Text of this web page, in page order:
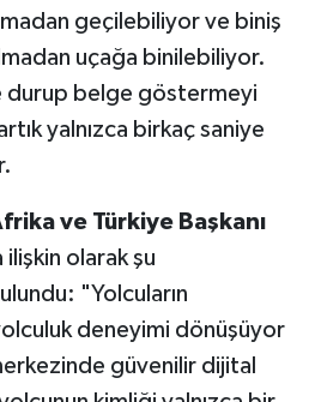
geçilebiliyor ve biniş
uçağa binilebiliyor.
durup belge göstermeyi
yalnızca birkaç saniye
ve Türkiye Başkanı
olarak şu
"Yolcuların
deneyimi dönüşüyor
güvenilir dijital